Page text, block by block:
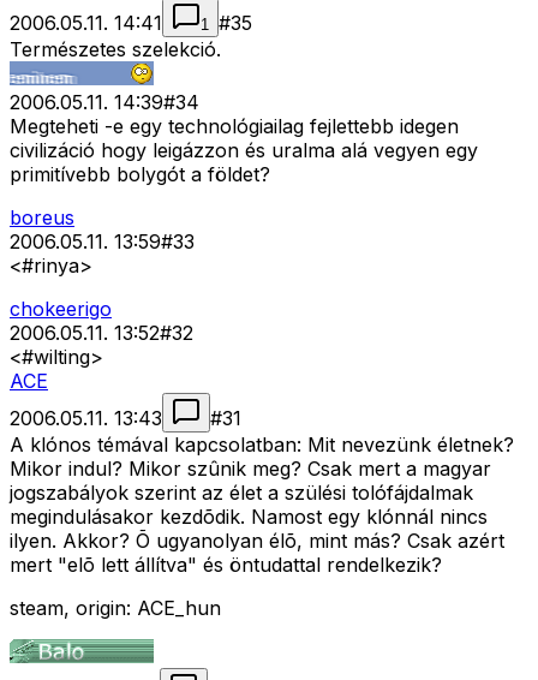
2006.05.11. 14:41 1 #35
Természetes szelekció.
2006.05.11. 14:39#34
Megteheti -e egy technológiailag fejlettebb idegen
civilizáció hogy leigázzon és uralma alá vegyen egy
primitívebb bolygót a földet?
boreus
2006.05.11. 13:59#33
<#rinya>
chokeerigo
2006.05.11. 13:52#32
<#wilting>
ACE
2006.05.11. 13:43
#31
A klónos témával kapcsolatban: Mit nevezünk életnek?
Mikor indul? Mikor szûnik meg? Csak mert a magyar
jogszabályok szerint az élet a szülési tolófájdalmak
megindulásakor kezdõdik. Namost egy klónnál nincs
ilyen. Akkor? Õ ugyanolyan élõ, mint más? Csak azért
mert "elõ lett állítva" és öntudattal rendelkezik?
steam, origin: ACE_hun